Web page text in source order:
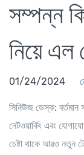
সম্পন্ন
নিয়ে এল
01/24/2024
সিনিউজ ডেস্ক: বর্তমান
নেটওয়ার্কিং এবং
চেষ্টা থাকে আরও নতুন